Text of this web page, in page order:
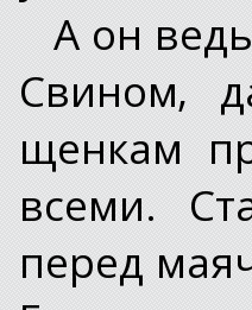
А он
Свином,
щенкам
всеми.
перед